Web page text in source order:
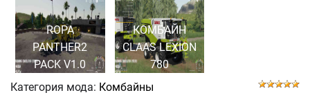
ROPA
PANTHER2
PACK V1.0
КОМБАЙН
CLAAS LEXION
780
Категория мода: Комбайны